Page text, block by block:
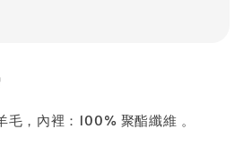
，內裡：100% 聚酯纖維 。